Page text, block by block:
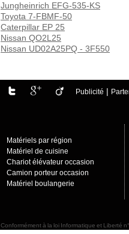
Jungheinrich EFG-535-KS
Toyota 7-FBMF-50
Caterpillar EP 25
Nissan QO2L25
Nissan UD02A25PQ - 3F550
Publicité |
Matériels par région
Matériel de cuisine
Chariot élévateur occasion
Camion porteur occasion
Matériel boulangerie
Conformément à la loi Informatique et Liberté